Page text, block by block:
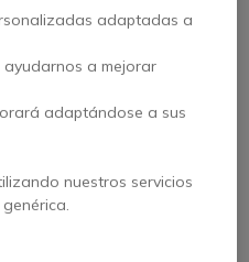
159,95 € s/Iva -7%
adaptadas a
a mejorar
adaptándose a sus
nuestros servicios